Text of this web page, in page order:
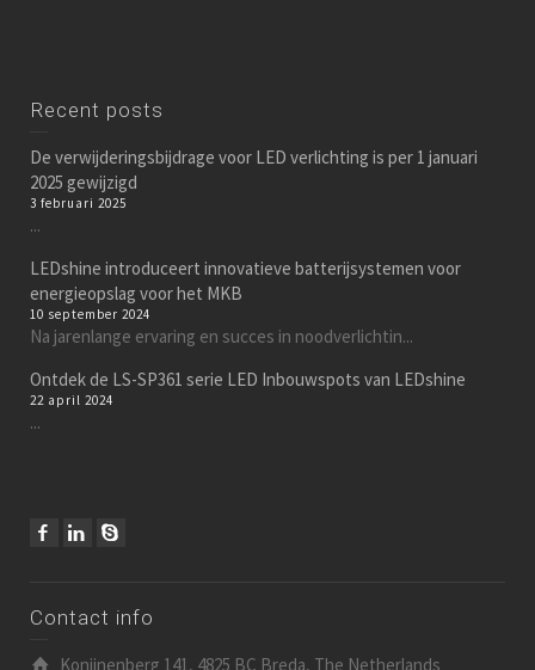
Recent posts
De verwijderingsbijdrage voor LED verlichting is per 1 januari
2025 gewijzigd
3 februari 2025
...
LEDshine introduceert innovatieve batterijsystemen voor
energieopslag voor het MKB
10 september 2024
Na jarenlange ervaring en succes in noodverlichtin...
Ontdek de LS-SP361 serie LED Inbouwspots van LEDshine
22 april 2024
...
Contact info
Konijnenberg 141, 4825 BC Breda, The Netherlands